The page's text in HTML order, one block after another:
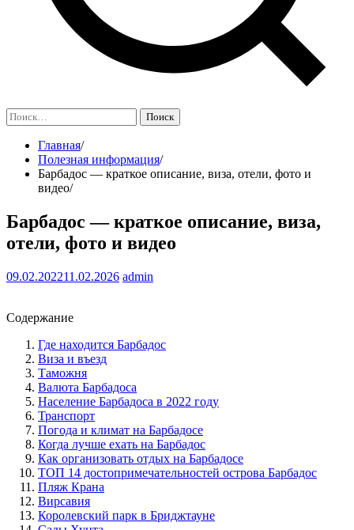
Найти:
Главная
Полезная информация
Барбадос — краткое описание, виза, отели, фото и
видео
Барбадос — краткое описание, виза,
отели, фото и видео
09.02.202211.02.2026 admin
Содержание
Где находится Барбадос
Виза и въезд
Таможня
Валюта Барбадоса
Население Барбадоса в 2022 году
Транспорт
Погода и климат на Барбадосе
Когда лучше ехать на Барбадос
Как организовать отдых на Барбадосе
ТОП 14 достопримечательностей острова Барбадос
Пляж Крана
Вирсавия
Королевский парк в Бриджтауне